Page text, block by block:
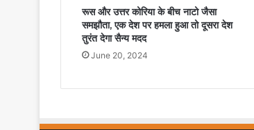
रूस और उत्तर कोरिया के बीच नाटो जैसा
समझौता, एक देश पर हमला हुआ तो दूसरा देश
तुरंत देगा सैन्य मदद
June 20, 2024